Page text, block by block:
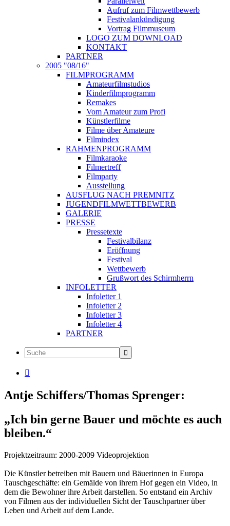
Aufruf zum Filmwettbewerb
Festivalankündigung
Vortrag Filmmuseum
LOGO ZUM DOWNLOAD
KONTAKT
PARTNER
2005 "08/16"
FILMPROGRAMM
Amateurfilmstudios
Kinderfilmprogramm
Remakes
Vom Amateur zum Profi
Künstlerfilme
Filme über Amateure
Filmindex
RAHMENPROGRAMM
Filmkaraoke
Filmertreff
Filmparty
Ausstellung
AUSFLUG NACH PREMNITZ
JUGENDFILMWETTBEWERB
GALERIE
PRESSE
Pressetexte
Festivalbilanz
Eröffnung
Festival
Wettbewerb
Grußwort des Schirmherrn
INFOLETTER
Infoletter 1
Infoletter 2
Infoletter 3
Infoletter 4
PARTNER

Antje Schiffers/Thomas Sprenger:
„Ich bin gerne Bauer und möchte es auch
bleiben.“
Projektzeitraum: 2000-2009 Videoprojektion
Die Künstler betreiben mit Bauern und Bäuerinnen in Europa
Tauschgeschäfte: ein Gemälde von ihrem Hof gegen ein Video, in
dem die Bewohner ihre Arbeit darstellen. So entstand ein Archiv
von Filmen aus der individuellen Sicht der Tauschpartner über
Leben und Arbeit auf dem Lande.